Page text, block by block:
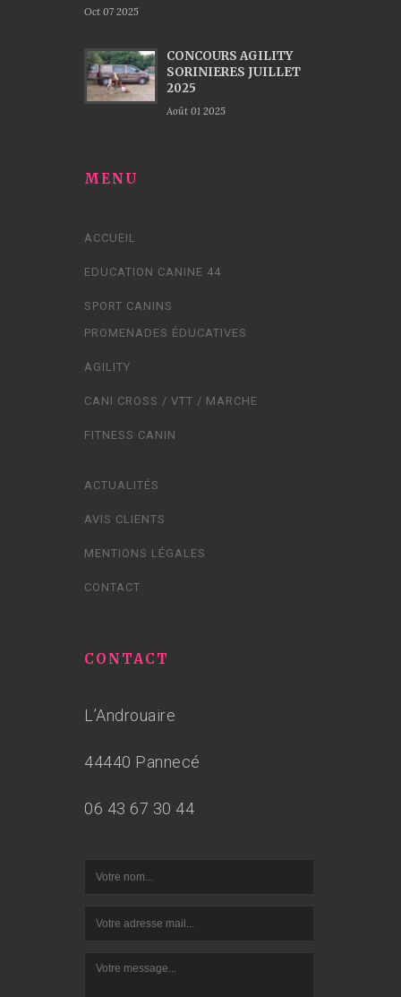
Oct 07 2025
CONCOURS AGILITY
SORINIERES JUILLET
2025
Août 01 2025
MENU
ACCUEIL
EDUCATION CANINE 44
SPORT CANINS
PROMENADES ÉDUCATIVES
AGILITY
CANI CROSS / VTT / MARCHE
FITNESS CANIN
ACTUALITÉS
AVIS CLIENTS
MENTIONS LÉGALES
CONTACT
CONTACT
L’Androuaire
44440 Pannecé
06 43 67 30 44